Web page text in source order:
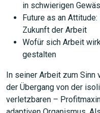
in schwierigen
Future as an
Zukunft der Arbeit
Wofür sich Arbeit
gestalten
In seiner Arbeit zum Sinn
der Übergang von der
verletzbaren –